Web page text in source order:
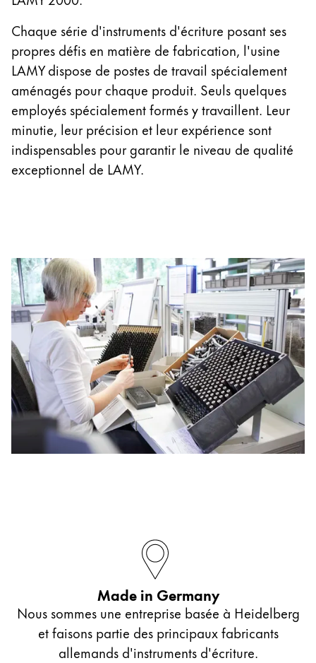
Thailand
ไทย
Vietnam
Tiếng Việt
Cambodia
English Khmer
Malaysia
English
Chaque série d'instruments d'écriture posant ses
propres défis en matière de fabrication, l'usine
LAMY dispose de postes de travail spécialement
aménagés pour chaque produit. Seuls quelques
employés spécialement formés y travaillent. Leur
minutie, leur précision et leur expérience sont
indispensables pour garantir le niveau de qualité
exceptionnel de LAMY.
Made in Germany
Nous sommes une entreprise basée à Heidelberg
et faisons partie des principaux fabricants
allemands d'instruments d'écriture.